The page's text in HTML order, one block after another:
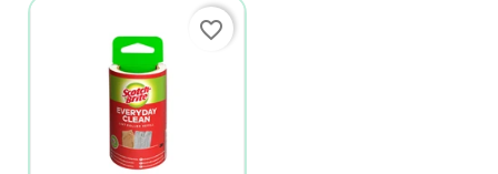
favorite_border